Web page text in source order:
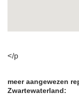
</p
meer aangewezen
Zwartewaterland: